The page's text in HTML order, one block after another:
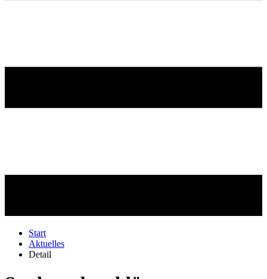
Start
Aktuelles
Detail